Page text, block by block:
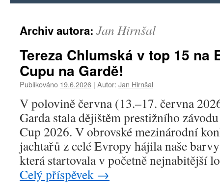
obsahu
webu
Archiv autora: Jan Hirnšal
Tereza Chlumská v top 15 na
Cupu na Gardě!
Publikováno 19.6.2026 | Autor: Jan Hirnšal
V polovině června (13.–17. června
Garda stala dějištěm prestižního
Cup 2026. V obrovské mezinárodní
jachtařů z celé Evropy hájila naše
která startovala v početně
Celý příspěvek →